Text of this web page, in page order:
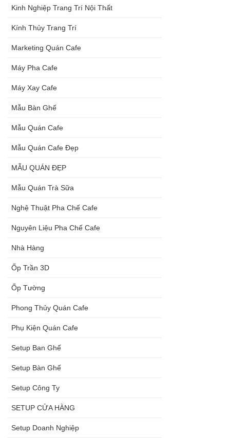
Kinh Nghiệp Trang Trí Nội Thất
Kính Thủy Trang Trí
Marketing Quán Cafe
Máy Pha Cafe
Máy Xay Cafe
Mẫu Bàn Ghế
Mẫu Quán Cafe
Mẫu Quán Cafe Đẹp
MẪU QUÁN ĐẸP
Mẫu Quán Trà Sữa
Nghệ Thuật Pha Chế Cafe
Nguyên Liệu Pha Chế Cafe
Nhà Hàng
Ốp Trần 3D
Ốp Tường
Phong Thủy Quán Cafe
Phụ Kiện Quán Cafe
Setup Ban Ghế
Setup Bàn Ghế
Setup Công Ty
SETUP CỬA HÀNG
Setup Doanh Nghiệp